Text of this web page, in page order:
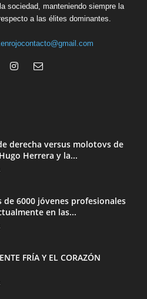
sociedad, manteniendo siempre la
a las élites dominantes.
derecha versus molotovs de
Herrera y la...
de 6000 jóvenes profesionales
en las...
FRÍA Y EL CORAZÓN